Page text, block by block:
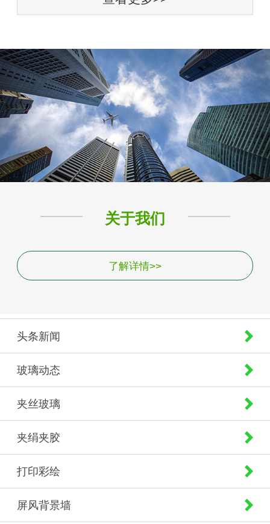
关于我们
了解详情>>
头条新闻
玻璃动态
夹丝玻璃
夹绢夹胶
打印彩绘
屏风背景墙